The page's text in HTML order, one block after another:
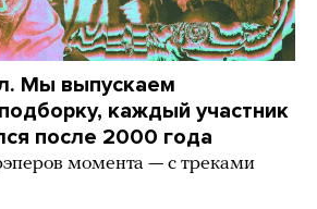
Мы выпускаем
каждый участник
после 2000 года
момента — с треками